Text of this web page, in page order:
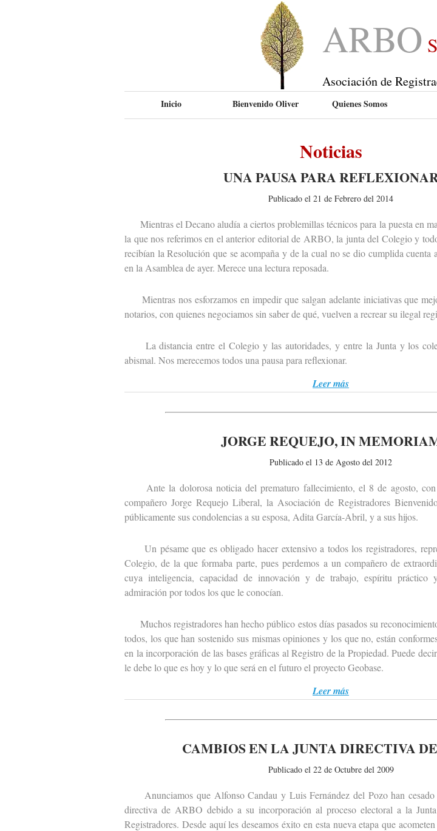
ARBO
Asociación de
Inicio Bienvenido Oliver Quienes Somos
Noticias
UNA PAUSA PARA
Publicado el 21 de Febrero del 2014
Mientras el Decano aludía a ciertos problemillas técnicos para la puesta en
la que nos referimos en el anterior editorial de ARBO, la junta del Colegio y
recibían la Resolución que se acompaña y de la cual no se dio cumplida cuenta
en la Asamblea de ayer. Merece una lectura reposada.
Mientras nos esforzamos en impedir que salgan adelante iniciativas que
notarios, con quienes negociamos sin saber de qué, vuelven a recrear su ilegal
La distancia entre el Colegio y las autoridades, y entre la Junta y los
abismal. Nos merecemos todos una pausa para reflexionar.
Leer más
JORGE REQUEJO, IN
Publicado el 13 de Agosto del 2012
Ante la dolorosa noticia del prematuro fallecimiento, el 8 de agosto, con
compañero Jorge Requejo Liberal, la Asociación de Registradores
públicamente sus condolencias a su esposa, Adita García-Abril, y a sus hijos.
Un pésame que es obligado hacer extensivo a todos los registradores,
Colegio, de la que formaba parte, pues perdemos a un compañero de
cuya inteligencia, capacidad de innovación y de trabajo, espíritu práctico
admiración por todos los que le conocían.
Muchos registradores han hecho público estos días pasados su
todos, los que han sostenido sus mismas opiniones y los que no, están
en la incorporación de las bases gráficas al Registro de la Propiedad. Puede
le debe lo que es hoy y lo que será en el futuro el proyecto Geobase.
Leer más
CAMBIOS EN LA JUNTA DIRECTIVA
Publicado el 22 de Octubre del 2009
Anunciamos que Alfonso Candau y Luis Fernández del Pozo han cesado
directiva de ARBO debido a su incorporación al proceso electoral a la
Registradores. Desde aquí les deseamos éxito en esta nueva etapa que